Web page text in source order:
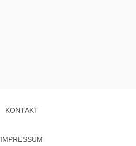
KONTAKT
IMPRESSUM